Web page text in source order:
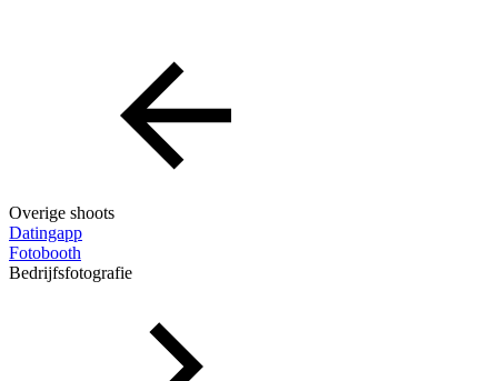
Overige shoots
Datingapp
Fotobooth
Bedrijfsfotografie